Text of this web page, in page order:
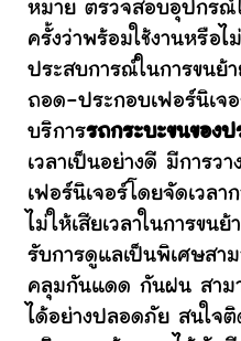
หมาย ตรวจสอบอุปกรณ์
ครั้งว่าพร้อมใช้งานหรือ
ประสบการณ์ในการขนย้
ถอด-ประกอบเฟอร์นิเจ
บริการรถกระบะขนของป
เวลาเป็นอย่างดี มีการว
เฟอร์นิเจอร์โดยจัดเวลา
ไม่ให้เสียเวลาในการขน
รับการดูแลเป็นพิเศษสา
คลุมกันแดด กันฝน สาม
ได้อย่างปลอดภัย สนใจ